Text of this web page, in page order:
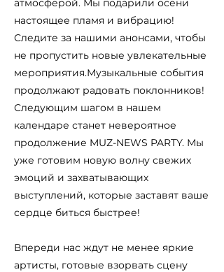
атмосферой. Мы подарили осени
настоящее пламя и вибрацию!
Следите за нашими анонсами, чтобы
не пропустить новые увлекательные
мероприятия.Музыкальные события
продолжают радовать поклонников!
Следующим шагом в нашем
календаре станет невероятное
продолжение MUZ-NEWS PARTY. Мы
уже готовим новую волну свежих
эмоций и захватывающих
выступлений, которые заставят ваше
сердце биться быстрее!
Впереди нас ждут не менее яркие
артисты, готовые взорвать сцену